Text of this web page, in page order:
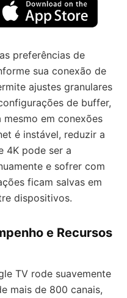
preferências de
sua conexão de
ajustes granulares
de buffer,
em conexões
é instável, reduzir a
4K pode ser a
e sofrer com
ficam salvas em
dispositivos.
e Recursos
TV rode suavemente
mais de 800 canais,